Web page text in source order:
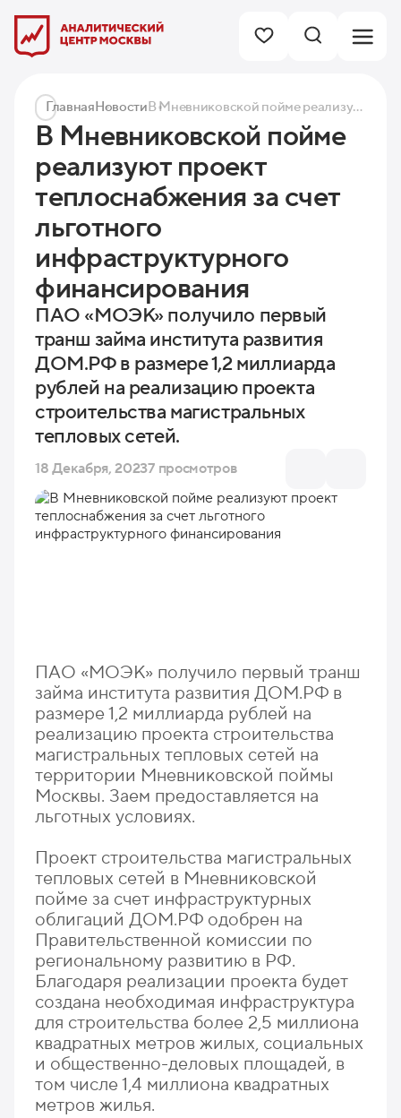
ГлавнаяНовости В Мневниковской пойме реализуют проект теплоснабжения за счет льготного инфраструктурного финансирования
В Мневниковской пойме
реализуют проект
теплоснабжения за счет
льготного
инфраструктурного
финансирования
ПАО «МОЭК» получило первый
транш займа института развития
ДОМ.РФ в размере 1,2 миллиарда
рублей на реализацию проекта
строительства магистральных
тепловых сетей.
18 Декабря, 20237 просмотров
ПАО «МОЭК» получило первый транш
займа института развития ДОМ.РФ в
размере 1,2 миллиарда рублей на
реализацию проекта строительства
магистральных тепловых сетей на
территории Мневниковской поймы
Москвы. Заем предоставляется на
льготных условиях.
Проект строительства магистральных
тепловых сетей в Мневниковской
пойме за счет инфраструктурных
облигаций ДОМ.РФ одобрен на
Правительственной комиссии по
региональному развитию в РФ.
Благодаря реализации проекта будет
создана необходимая инфраструктура
для строительства более 2,5 миллиона
квадратных метров жилых, социальных
и общественно-деловых площадей, в
том числе 1,4 миллиона квадратных
метров жилья.